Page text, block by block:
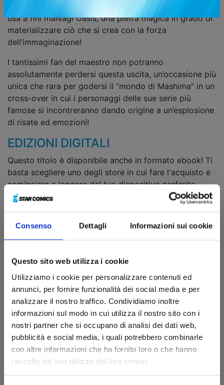
Consenso Dettagli Informazioni sui cookie
Questo sito web utilizza i cookie
Utilizziamo i cookie per personalizzare contenuti ed
annunci, per fornire funzionalità dei social media e per
analizzare il nostro traffico. Condividiamo inoltre
informazioni sul modo in cui utilizza il nostro sito con i
nostri partner che si occupano di analisi dei dati web,
pubblicità e social media, i quali potrebbero combinarle
con altre informazioni che ha fornito loro o che hanno
raccolto dal suo utilizzo dei loro servizi.
combattere al di là del tempo, contro un nemico che
usa a fini malvagi Oasis, una pietra magica in grado di
materializzare ciò che si crea con la forza
dell’immaginazione!
I tantissimi fan del maestro non potranno
assolutamente perdersi questa uscita, un’occasione più
unica che rara per godersi il “mondo di Mashima” in un
cross-over in cui i personaggi delle sue serie più
famose si incontreranno dando origine a un’esplosione
di risate ed emozioni!
EDIZIONI DIGITALI
Questo titolo è disponibile anche in formato ebook! Ti
basta scegliere uno degli store in cui fare l'acquisto e
cominciare a leggere dal tuo dispositivo preferito.
Tutti i fumetti